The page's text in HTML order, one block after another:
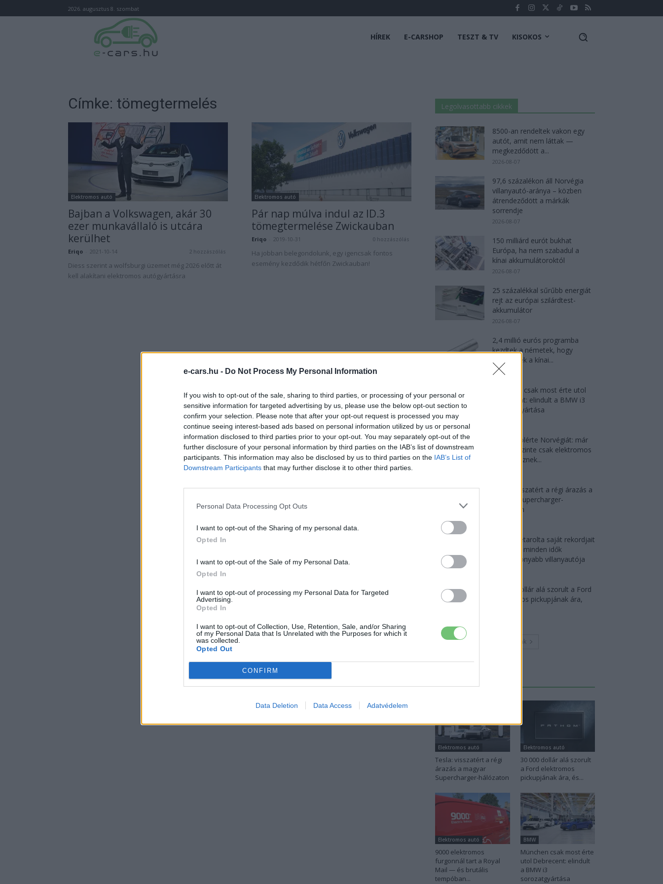
e-cars.hu - Do Not Process My Personal Information
If you wish to opt-out of the sale, sharing to third parties, or processing of your personal or
sensitive information for targeted advertising by us, please use the below opt-out section to
confirm your selection. Please note that after your opt-out request is processed you may
continue seeing interest-based ads based on personal information utilized by us or personal
information disclosed to third parties prior to your opt-out. You may separately opt-out of the
further disclosure of your personal information by third parties on the IAB’s list of downstream
participants. This information may also be disclosed by us to third parties on the IAB’s List of
Downstream Participants that may further disclose it to other third parties.
Personal Data Processing Opt Outs
I want to opt-out of the Sharing of my personal data.
Opted In
I want to opt-out of the Sale of my Personal Data.
Opted In
I want to opt-out of processing my Personal Data for Targeted
Advertising.
Opted In
I want to opt-out of Collection, Use, Retention, Sale, and/or Sharing
of my Personal Data that Is Unrelated with the Purposes for which it
was collected.
Opted Out
CONFIRM
Data Deletion Data Access Adatvédelem
2026. augusztus 8. szombat
HÍREK E-CARSHOP TESZT & TV KISOKOS
Címke: tömegtermelés
Elektromos autó
Bajban a Volkswagen, akár 30
ezer munkavállaló is utcára
kerülhet
Eriqo 2021-10-14 2 hozzászólás
Diess szerint a wolfsburgi üzemet még 2026 előtt át
kell alakítani elektromos autógyártásra
Elektromos autó
Pár nap múlva indul az ID.3
tömegtermelése Zwickauban
Eriqo 2019-10-31 0 hozzászólás
Ha jobban belegondolunk, egy igencsak fontos
esemény kezdődik hétfőn Zwickauban!
Legolvasottabb cikkek
8500-an rendeltek vakon egy
autót, amit nem láttak —
megkezdődött a...
2026-08-07
97,6 százalékon áll Norvégia
villanyautó-aránya – közben
átrendeződött a márkák
sorrendje
2026-08-07
150 milliárd eurót bukhat
Európa, ha nem szabadul a
kínai akkumulátoroktól
2026-08-07
25 százalékkal sűrűbb energiát
rejt az európai szilárdtest-
akkumulátor
2026-08-07
2,4 millió eurós programba
kezdtek a németek, hogy
lekörözzék a kínai...
2026-08-07
München csak most érte utol
Debrecent: elindult a BMW i3
sorozatgyártása
Dánia utolérte Norvégiát: már
náluk is szinte csak elektromos
autót vesznek...
Tesla: visszatért a régi árazás a
magyar Supercharger-
hálózaton
Az Audi letarolta saját rekordjait
— készül minden idők
leghatékonyabb villanyautója
30 000 dollár alá szorult a Ford
elektromos pickupjának ára,
Továbbiak
Elektromos autó
Tesla: visszatért a régi
árazás a magyar
Supercharger-hálózaton
Elektromos autó
30 000 dollár alá szorult
a Ford elektromos
pickupjának ára, és...
Elektromos autó
9000 elektromos
furgonnál tart a Royal
Mail — és brutális
tempóban...
BMW
München csak most érte
utol Debrecent: elindult
a BMW i3
sorozatgyártása